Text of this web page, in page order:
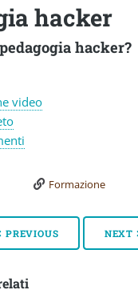
hacker
hacker?
video
Formazione
PREVIOUS NEXT